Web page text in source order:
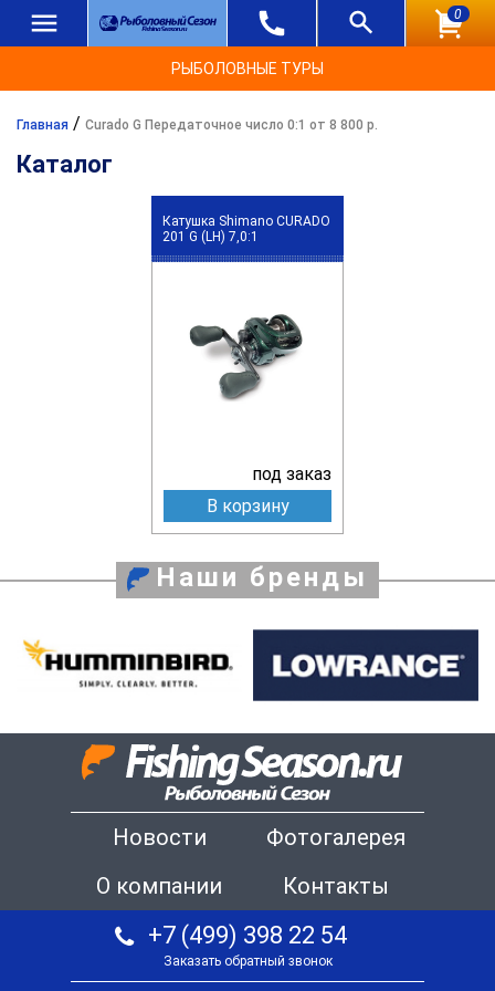
0
РЫБОЛОВНЫЕ ТУРЫ
Главная / Curado G Передаточное число 0:1 от 8 800 р.
Каталог
Катушка Shimano CURADO
201 G (LH) 7,0:1
под заказ
В корзину
Наши бренды
Новости
Фотогалерея
О компании
Контакты
+7 (499) 398 22 54
Заказать обратный звонок